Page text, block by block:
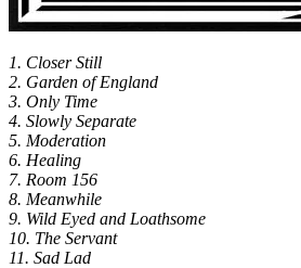
1. Closer Still
2. Garden of England
3. Only Time
4. Slowly Separate
5. Moderation
6. Healing
7. Room 156
8. Meanwhile
9. Wild Eyed and Loathsome
10. The Servant
11. Sad Lad